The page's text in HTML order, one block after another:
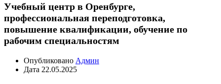
Учебный центр в Оренбурге,
профессиональная переподготовка,
повышение квалификации, обучение по
рабочим специальностям
Опубликовано Админ
Дата 22.05.2025